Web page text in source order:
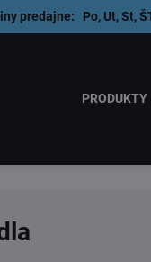
predajne: Po, Ut,
PRODUKTY